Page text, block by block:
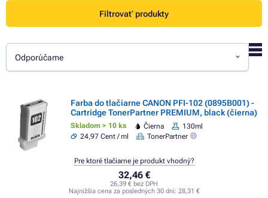
Filtrovať produkty
Odporúčame
Farba do tlačiarne CANON PFI-102 (0895B001) -
Cartridge TonerPartner PREMIUM, black (čierna)
Skladom > 10 ks Čierna
130ml
24,97 Cent / ml
TonerPartner
32,46 €
26,39 € bez DPH
Najnižšia cena za posledných 30 dní: 28,31 €
Pre ktoré tlačiarne je produkt vhodný?